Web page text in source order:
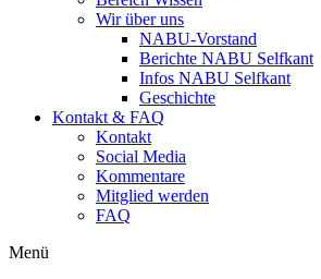
Wir über uns
NABU-Vorstand
Berichte NABU Selfkant
Infos NABU Selfkant
Geschichte
Kontakt & FAQ
Kontakt
Social Media
Kommentare
Mitglied werden
FAQ
Menü